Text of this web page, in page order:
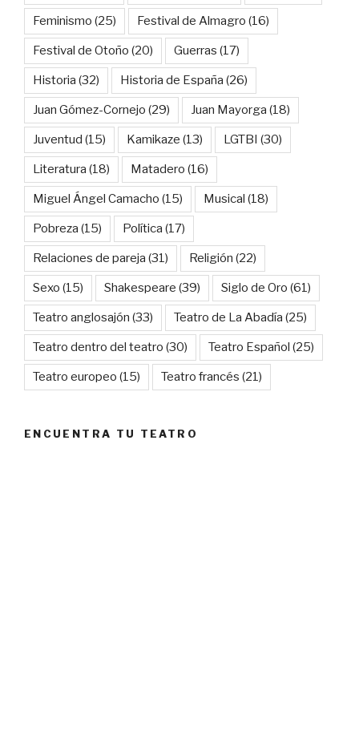
Feminismo (25) Festival de Almagro (16)
Festival de Otoño (20) Guerras (17)
Historia (32) Historia de España (26)
Juan Gómez-Cornejo (29) Juan Mayorga (18)
Juventud (15) Kamikaze (13) LGTBI (30)
Literatura (18) Matadero (16)
Miguel Ángel Camacho (15) Musical (18)
Pobreza (15) Política (17)
Relaciones de pareja (31) Religión (22)
Sexo (15) Shakespeare (39) Siglo de Oro (61)
Teatro anglosajón (33) Teatro de La Abadía (25)
Teatro dentro del teatro (30) Teatro Español (25)
Teatro europeo (15) Teatro francés (21)
ENCUENTRA TU TEATRO